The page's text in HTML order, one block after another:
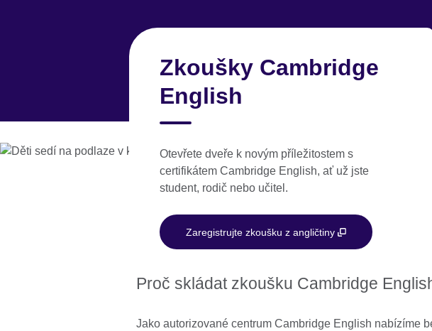
Česká republika
Učte se anglicky Studujte
Zkoušky Cambridge
English
Otevřete dveře k novým příležitostem s
certifikátem Cambridge English, ať už jste
student, rodič nebo učitel.
Zaregistrujte zkoušku z angličtiny
zkoušek Cambridge
Proč skládat zkoušku Cambridge
Jako autorizované centrum Cambridge English nabízíme